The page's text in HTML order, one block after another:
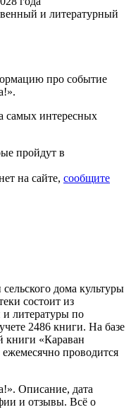
и литературный
про событие
самых интересных
пройдут в
на сайте, сообщите
дома культуры
состоит из
и литературы по
2486 книги. На базе
книги «Караван
проводится
Описание, дата
и отзывы. Всё о